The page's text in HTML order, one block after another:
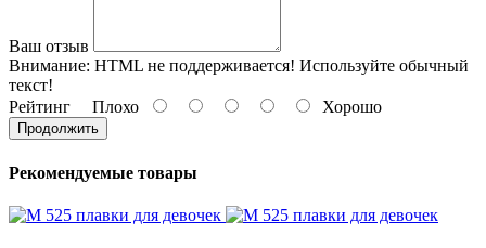
Ваш отзыв
Внимание: HTML не поддерживается! Используйте обычный
текст!
Рейтинг Плохо Хорошо
Продолжить
Рекомендуемые товары